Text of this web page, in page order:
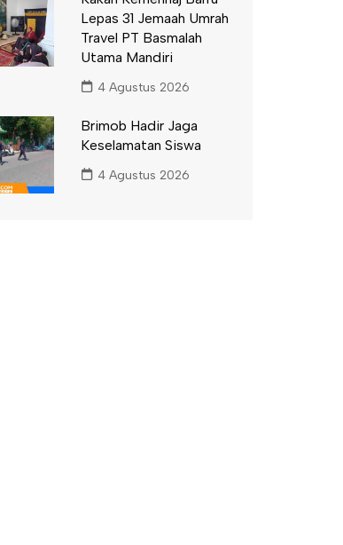
Lepas 31 Jemaah Umrah
Travel PT Basmalah
Utama Mandiri
4 Agustus 2026
Brimob Hadir Jaga
Keselamatan Siswa
4 Agustus 2026